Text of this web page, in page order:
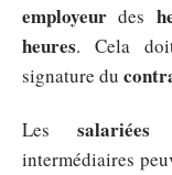
employeur des
heures. Cela
signature du
Les salariées
intermédiaires